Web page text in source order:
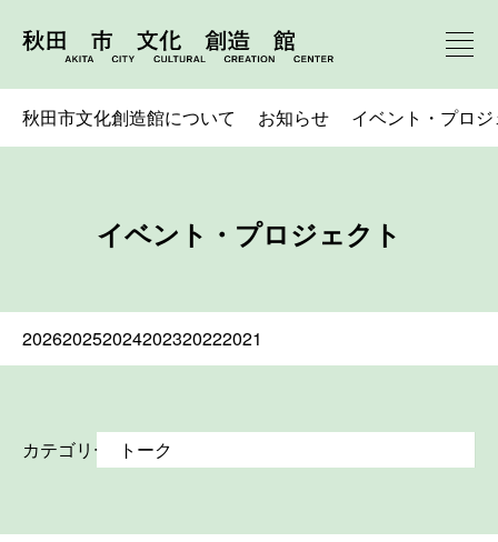
秋田市文化創造館について お知らせ イベント・プロ
イベント・プロジェクト
202620252024202320222021
カテゴリー